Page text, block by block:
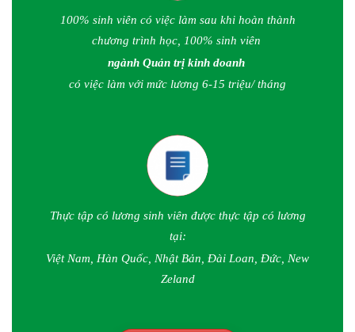
100% sinh viên có việc làm sau khi hoàn thành
chương trình học, 100% sinh viên
ngành Quản trị kinh doanh
có việc làm với mức lương 6-15 triệu/ tháng
Thực tập có lương sinh viên được thực tập có lương
tại:
Việt Nam, Hàn Quốc, Nhật Bản, Đài Loan, Đức, New
Zeland